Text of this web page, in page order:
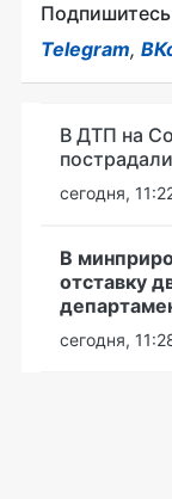
Подпишитесь
Telegram,
В ДТП на
сегодня,
В
отставку
сегодня,